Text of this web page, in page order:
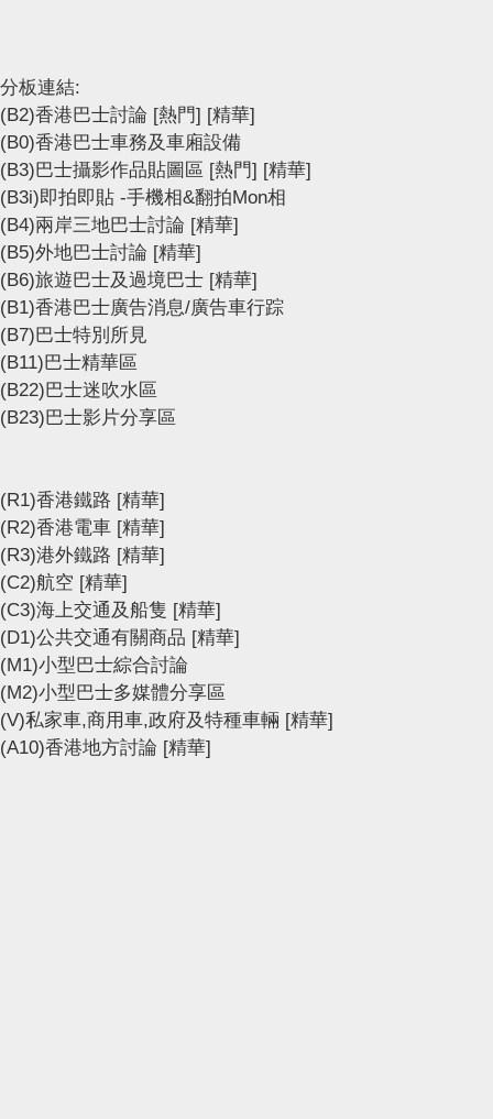
分板連結:
(B2)香港巴士討論 [熱門] [精華]
(B0)香港巴士車務及車廂設備
(B3)巴士攝影作品貼圖區 [熱門] [精華]
(B3i)即拍即貼 -手機相&翻拍Mon相
(B4)兩岸三地巴士討論 [精華]
(B5)外地巴士討論 [精華]
(B6)旅遊巴士及過境巴士 [精華]
(B1)香港巴士廣告消息/廣告車行踪
(B7)巴士特別所見
(B11)巴士精華區
(B22)巴士迷吹水區
(B23)巴士影片分享區
(R1)香港鐵路 [精華]
(R2)香港電車 [精華]
(R3)港外鐵路 [精華]
(C2)航空 [精華]
(C3)海上交通及船隻 [精華]
(D1)公共交通有關商品 [精華]
(M1)小型巴士綜合討論
(M2)小型巴士多媒體分享區
(V)私家車,商用車,政府及特種車輛 [精華]
(A10)香港地方討論 [精華]